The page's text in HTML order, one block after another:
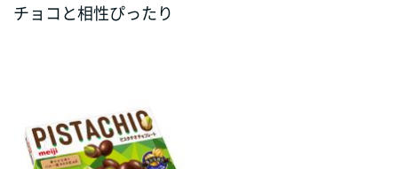
チョコと相性ぴったり